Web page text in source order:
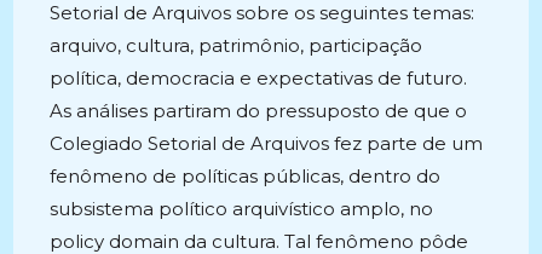
Setorial de Arquivos sobre os seguintes temas:
arquivo, cultura, patrimônio, participação
política, democracia e expectativas de futuro.
As análises partiram do pressuposto de que o
Colegiado Setorial de Arquivos fez parte de um
fenômeno de políticas públicas, dentro do
subsistema político arquivístico amplo, no
policy domain da cultura. Tal fenômeno pôde